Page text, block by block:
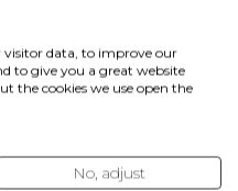
W Tour Final 25
visitor data, to improve our
to give you a great website
the cookies we use open the
No, adjust